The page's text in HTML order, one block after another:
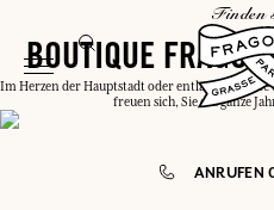
finden
BOUTIQUE
Im Herzen der Hauptstadt oder entlang der Côte
freuen sich, Sie das ganze
ANRUFEN